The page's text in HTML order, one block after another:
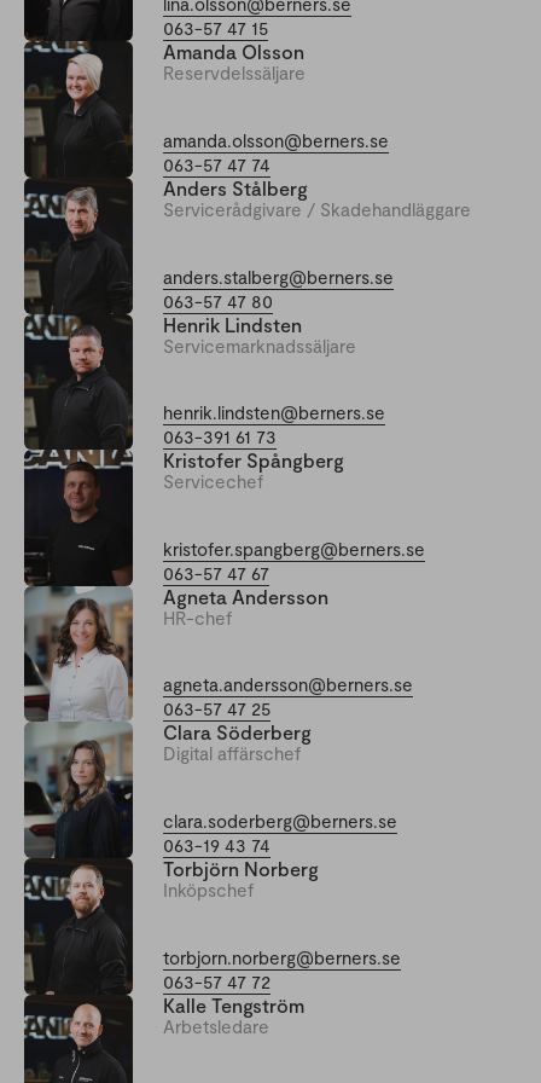
Nationaldagen 6/6063-57 47 15
Amanda Olsson
Reservdelssäljare
amanda.olsson@berners.se
063-57 47 74
Anders Stålberg
Servicerådgivare / Skadehandläggare
anders.stalberg@berners.se
063-57 47 80
Henrik Lindsten
Servicemarknadssäljare
henrik.lindsten@berners.se
063-391 61 73
Kristofer Spångberg
Servicechef
kristofer.spangberg@berners.se
063-57 47 67
Agneta Andersson
HR-chef
agneta.andersson@berners.se
063-57 47 25
Clara Söderberg
Digital affärschef
clara.soderberg@berners.se
063-19 43 74
Torbjörn Norberg
Inköpschef
torbjorn.norberg@berners.se
063-57 47 72
Kalle Tengström
Arbetsledare